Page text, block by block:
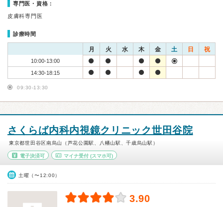
専門医・資格：
皮膚科専門医
診療時間
月 火 水 木 金 土 日 祝
10:00-13:00
14:30-18:15
09:30-13:30
さくらば内科内視鏡クリニック世田谷院
東京都世田谷区南烏山（芦花公園駅、八幡山駅、千歳烏山駅）
電子決済可 マイナ受付(スマホ可)
土曜（〜12:00）
3.90